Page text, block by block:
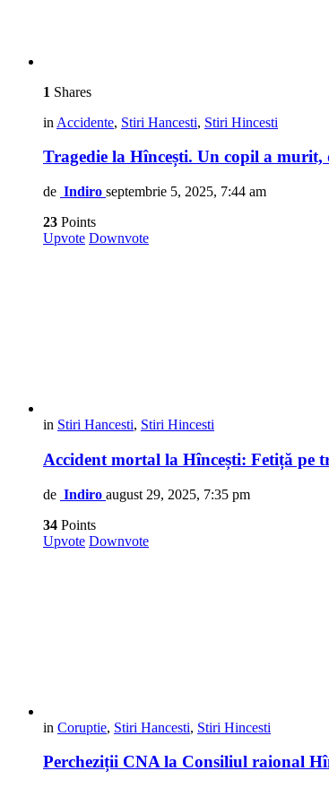
1 Shares
in Accidente, Stiri Hancesti, Stiri Hincesti
Tragedie la Hîncești. Un copil a murit,
de Indiro septembrie 5, 2025, 7:44 am
23 Points
Upvote Downvote
in Stiri Hancesti, Stiri Hincesti
Accident mortal la Hîncești: Fetiță pe
de Indiro august 29, 2025, 7:35 pm
34 Points
Upvote Downvote
in Coruptie, Stiri Hancesti, Stiri Hincesti
Percheziții CNA la Consiliul raional